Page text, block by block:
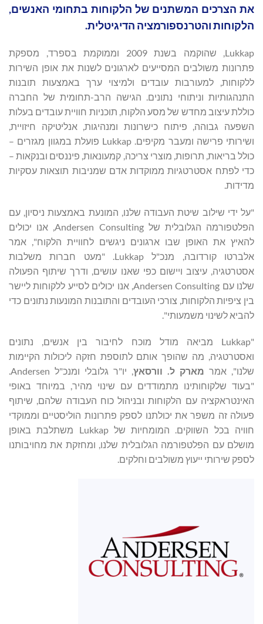
את הצרכים המשתנים של הלקוחות בתחומי האנשים,
הלקוחות והטרנספורמציה הדיגיטלית.
Lukkap, שהוקמה בשנת 2009 וממוקמת בספרד, מספקת
פתרונות משולבים המסייעים לארגונים לשנות את אופן השירות
ללקוחות, למעורבות עובדים ולמיצוי ערך באמצעות תובנות
התנהגותיות וניתוחי נתונים. הגישה הרב-תחומית של החברה
כוללת עיצוב מחדש של מסע הלקוח, תוכניות חוויית עובדים בעלות
השפעה גבוהה, פיתוח כישרונות ומנהיגות, אנליטיקה חיזויית,
ושירותי פרישה ומעבר מקיפים. Lukkap פועלת במגוון מגזרים –
כולל בריאות, תרופות, מוצרי צריכה, קמעונאות, פיננסים ובנקאות –
כדי לפתח אסטרטגיות ממוקדות אדם שמניבות תוצאות עסקיות
מדידות.
"על ידי שילוב שיטת העבודה שלנו, המונעת באמצעות ניסיון, עם
הפלטפורמה הגלובלית של Andersen Consulting, אנו יכולים
להאיץ את האופן שבו ארגונים ניגשים לחוויית הלקוח", אמר
אלברטו קורדובה, מנכ"ל Lukkap. "מעט חברות משלבות
אסטרטגיה, עיצוב ויישום כפי שאנו עושים, ודרך שיתוף הפעולה
שלנו עם Andersen Consulting, אנו יכולים לסייע ללקוחות ליישר
בין ציפיות הלקוחות, צורכי העובדים והתובנות המונעות נתונים כדי
להביא לשינוי משמעותי".
"Lukkap מביאה מודל מוכח לחיבור בין אנשים, נתונים
ואסטרטגיה, מה שהופך אותם לתוספת חזקה ליכולות הקיימות
שלנו", אמר מארק ל. וורסאץ
, יו"ר גלובלי ומנכ"ל Andersen.
"בעוד שלקוחותינו מתמודדים עם שינוי מהיר, במיוחד באופי
האינטראקציה עם הלקוחות ובניהול כוח העבודה שלהם, שיתוף
פעולה זה משפר את יכולתנו לספק פתרונות הוליסטיים וממוקדי
חוויה בכל השווקים. המומחיות של Lukkap משתלבת באופן
מושלם עם הפלטפורמה הגלובלית שלנו, ומחזקת את מחויבותנו
לספק שירותי ייעוץ משולבים וחלקים.